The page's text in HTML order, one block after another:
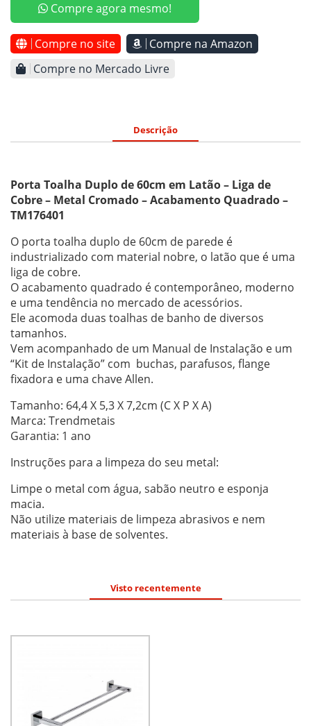
Compre agora mesmo!
Compre no site
Compre na Amazon
Compre no Mercado Livre
Descrição
Porta Toalha Duplo de 60cm em Latão – Liga de
Cobre – Metal Cromado – Acabamento Quadrado –
TM176401
O porta toalha duplo de 60cm de parede é
industrializado com material nobre, o latão que é uma
liga de cobre.
O acabamento quadrado é contemporâneo, moderno
e uma tendência no mercado de acessórios.
Ele acomoda duas toalhas de banho de diversos
tamanhos.
Vem acompanhado de um Manual de Instalação e um
“Kit de Instalação” com buchas, parafusos, flange
fixadora e uma chave Allen.
Tamanho: 64,4 X 5,3 X 7,2cm (C X P X A)
Marca: Trendmetais
Garantia: 1 ano
Instruções para a limpeza do seu metal:
Limpe o metal com água, sabão neutro e esponja
macia.
Não utilize materiais de limpeza abrasivos e nem
materiais à base de solventes.
Visto recentemente